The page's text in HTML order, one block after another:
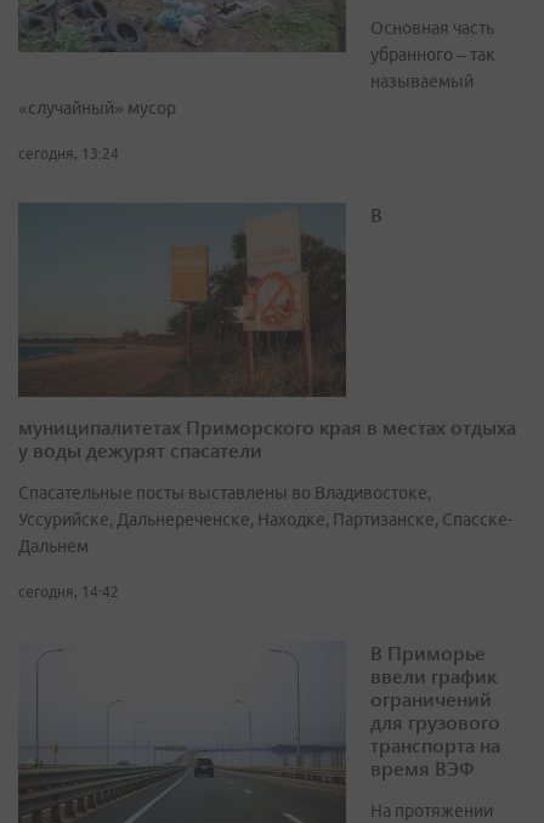
Основная часть
убранного – так
называемый
«случайный» мусор
сегодня, 13:24
В
муниципалитетах Приморского края в местах отдыха
у воды дежурят спасатели
Спасательные посты выставлены во Владивостоке,
Уссурийске, Дальнереченске, Находке, Партизанске, Спасске-
Дальнем
сегодня, 14:42
В Приморье
ввели график
ограничений
для грузового
транспорта на
время ВЭФ
На протяжении